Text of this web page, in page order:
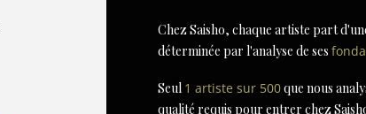
Chez Saisho, chaque artiste part
déterminée par l'analyse de ses
Seul 1 artiste sur 500que nous
qualité requis pour entrer chez